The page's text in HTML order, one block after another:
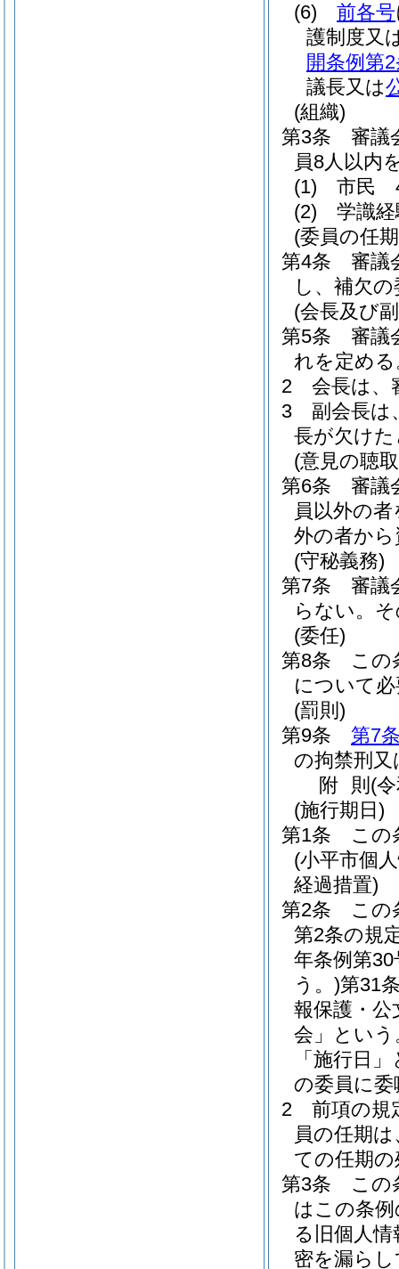
(6)
前各号
護制度又
開条例第
議長又は
(組織)
第3条
審議
員8人以内
(1)
市民
(2)
学識
(委員の任
第4条
審議
し、補欠
(会長及び
第5条
審議
れを定める
2
会長は、
3
副会長は
長が欠け
(意見の聴
第6条
審議
員以外の
外の者か
(守秘義務)
第7条
審議
らない。
(委任)
第8条
この
について
(罰則)
第9条
第7
の拘禁刑
附 則 (
(施行期日)
第1条
この
(小平市個
経過措置)
第2条
この
第2条の規
年条例第
う。)第31
報保護・公
会」という
「施行日
の委員に
2
前項の規
員の任期
ての任期
第3条
この
はこの条
る旧個人
密を漏ら